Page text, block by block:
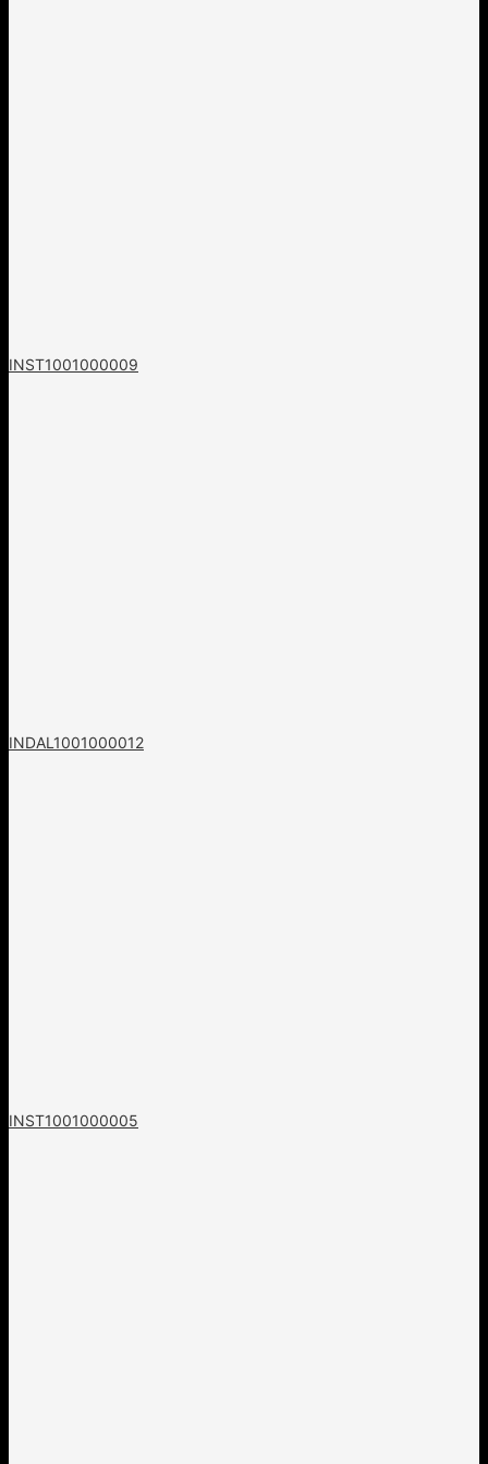
INST1001000009
INDAL1001000012
INST1001000005